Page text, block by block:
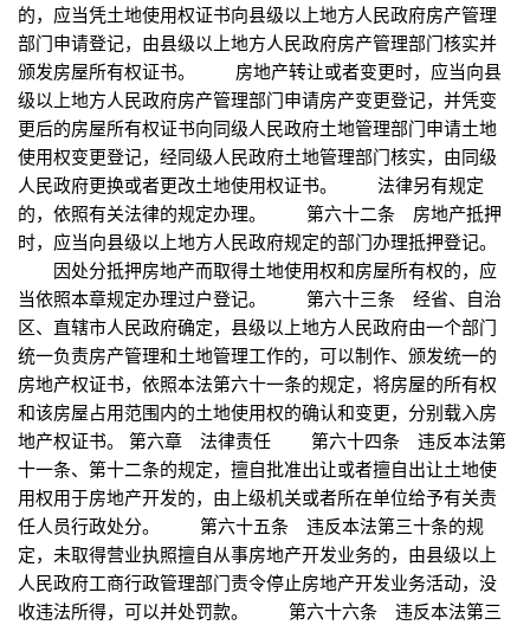
的，应当凭土地使用权证书向县级以上地方人民政府房产管理
部门申请登记，由县级以上地方人民政府房产管理部门核实并
颁发房屋所有权证书。 房地产转让或者变更时，应当向县
级以上地方人民政府房产管理部门申请房产变更登记，并凭变
更后的房屋所有权证书向同级人民政府土地管理部门申请土地
使用权变更登记，经同级人民政府土地管理部门核实，由同级
人民政府更换或者更改土地使用权证书。 法律另有规定
的，依照有关法律的规定办理。 第六十二条 房地产抵押
时，应当向县级以上地方人民政府规定的部门办理抵押登记。
因处分抵押房地产而取得土地使用权和房屋所有权的，应
当依照本章规定办理过户登记。 第六十三条 经省、自治
区、直辖市人民政府确定，县级以上地方人民政府由一个部门
统一负责房产管理和土地管理工作的，可以制作、颁发统一的
房地产权证书，依照本法第六十一条的规定，将房屋的所有权
和该房屋占用范围内的土地使用权的确认和变更，分别载入房
地产权证书。 第六章 法律责任 第六十四条 违反本法第
十一条、第十二条的规定，擅自批准出让或者擅自出让土地使
用权用于房地产开发的，由上级机关或者所在单位给予有关责
任人员行政处分。 第六十五条 违反本法第三十条的规
定，未取得营业执照擅自从事房地产开发业务的，由县级以上
人民政府工商行政管理部门责令停止房地产开发业务活动，没
收违法所得，可以并处罚款。 第六十六条 违反本法第三